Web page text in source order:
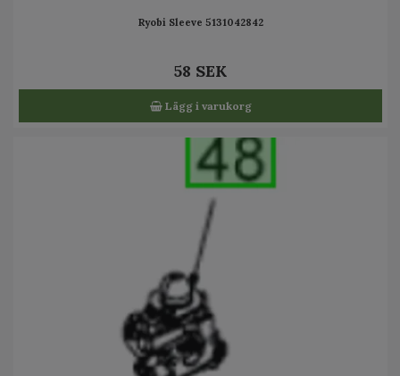
Ryobi Sleeve 5131042842
58 SEK
Lägg i varukorg